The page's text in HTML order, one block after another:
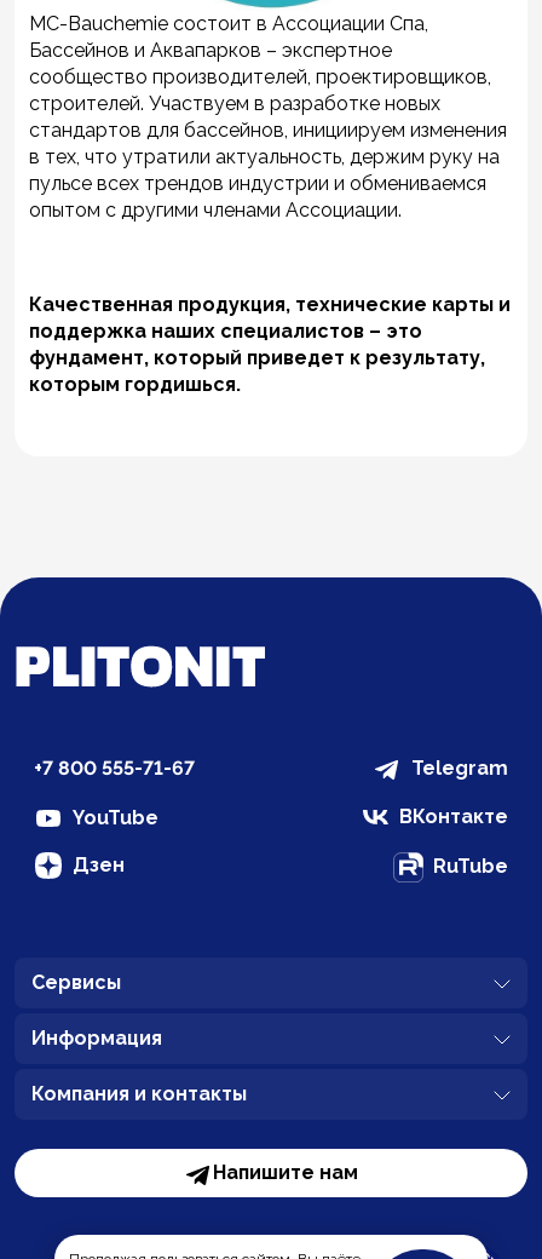
MC-Bauchemie состоит в Ассоциации Спа,
Бассейнов и Аквапарков – экспертное
сообщество производителей, проектировщиков,
строителей. Участвуем в разработке новых
стандартов для бассейнов, инициируем изменения
в тех, что утратили актуальность, держим руку на
пульсе всех трендов индустрии и обмениваемся
опытом с другими членами Ассоциации.
Качественная продукция, технические карты и
поддержка наших специалистов – это
фундамент, который приведет к результату,
которым гордишься.
+7 800 555-71-67 Telegram
YouTube ВКонтакте
Дзен RuTube
Сервисы
Информация
Компания и контакты
Напишите нам